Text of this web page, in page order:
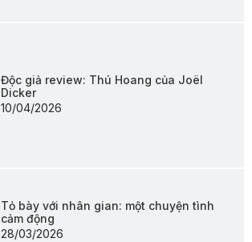
Độc giả review: Thú Hoang của Joël
Dicker
10/04/2026
Tỏ bày với nhân gian: một chuyện tình
cảm động
28/03/2026